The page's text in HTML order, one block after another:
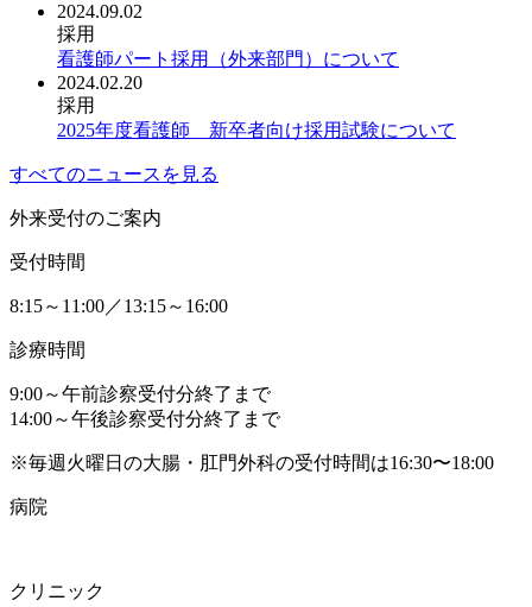
2024.09.02
採用
看護師パート採用（外来部門）について
2024.02.20
採用
2025年度看護師 新卒者向け採用試験について
すべてのニュースを見る
外来受付のご案内
受付時間
8:15～11:00／13:15～16:00
診療時間
9:00～午前診察受付分終了まで
14:00～午後診察受付分終了まで
※毎週火曜日の大腸・肛門外科の受付時間は16:30〜18:00
病院
クリニック